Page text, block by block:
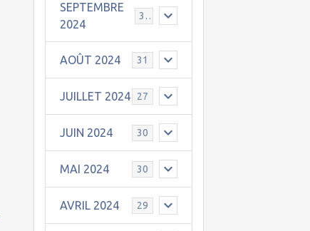
SEPTEMBRE
2024
30
AOÛT 2024 31
JUILLET 2024 27
JUIN 2024 30
MAI 2024 30
AVRIL 2024 29